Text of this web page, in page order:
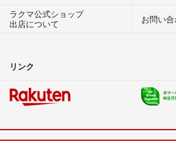
ラクマ公式ショップ
出店について
お問い
リンク